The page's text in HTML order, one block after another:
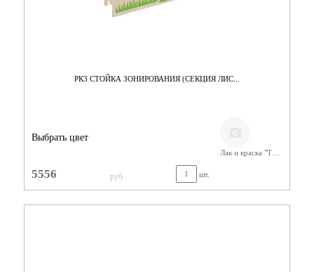
РК3 СТОЙКА ЗОНИРОВАНИЯ (СЕКЦИЯ ЛИС...
Выбрать цвет
Лак и краска "Тиккурила"
5556 руб шт.